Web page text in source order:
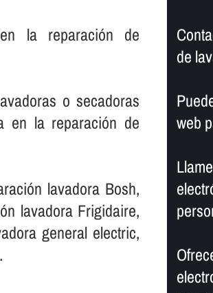
la reparación de
o secadoras
en la reparación de
lavadora Bosh,
lavadora Frigidaire,
general electric,
de
web